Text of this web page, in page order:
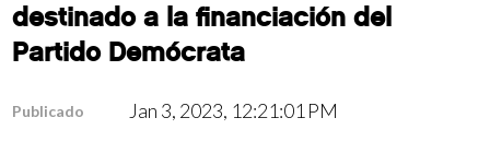
destinado a la financiación del
Partido Demócrata
Publicado Jan 3, 2023, 12:21:01 PM